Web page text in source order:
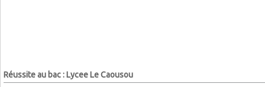
Réussite au bac : Lycee Le Caousou